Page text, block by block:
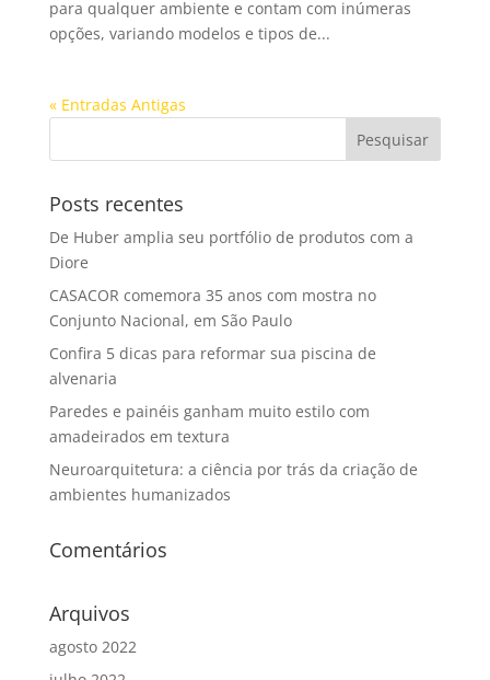
para qualquer ambiente e contam com inúmeras
opções, variando modelos e tipos de...
« Entradas Antigas
Posts recentes
De Huber amplia seu portfólio de produtos com a
Diore
CASACOR comemora 35 anos com mostra no
Conjunto Nacional, em São Paulo
Confira 5 dicas para reformar sua piscina de
alvenaria
Paredes e painéis ganham muito estilo com
amadeirados em textura
Neuroarquitetura: a ciência por trás da criação de
ambientes humanizados
Comentários
Arquivos
agosto 2022